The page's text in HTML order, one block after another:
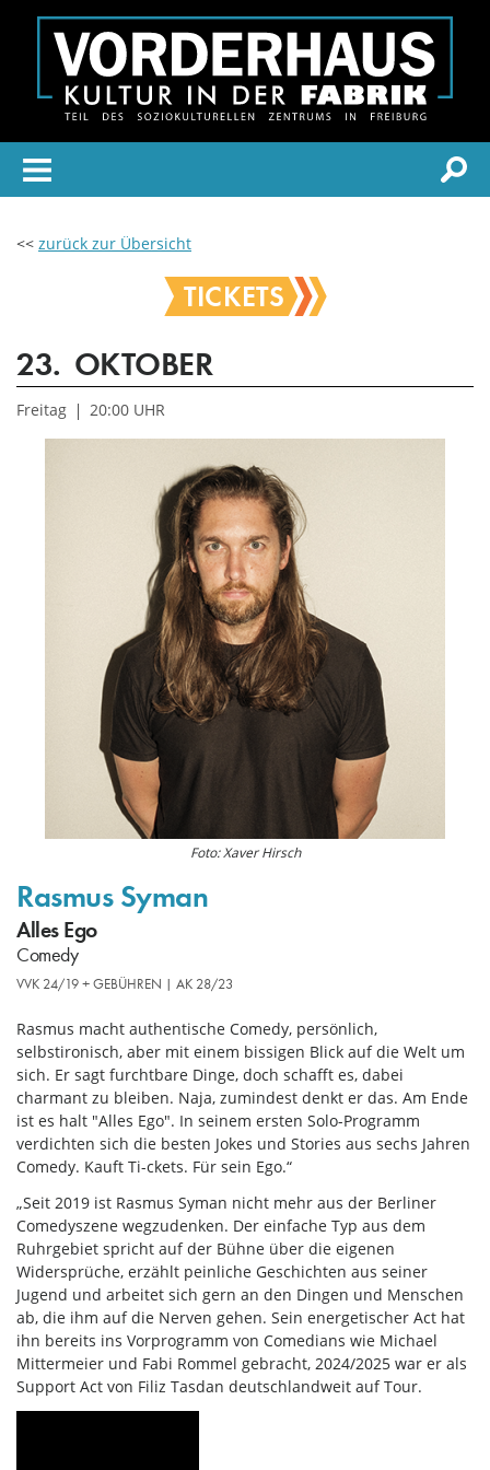
<< zurück zur Übersicht
TICKETS
23. OKTOBER
Freitag 20:00 UHR
Foto: Xaver Hirsch
Rasmus Syman
Alles Ego
Comedy
VVK 24/19 + GEBÜHREN | AK 28/23
Rasmus macht authentische Comedy, persönlich,
selbstironisch, aber mit einem bissigen Blick auf die Welt um
sich. Er sagt furchtbare Dinge, doch schafft es, dabei
charmant zu bleiben. Naja, zumindest denkt er das. Am Ende
ist es halt "Alles Ego". In seinem ersten Solo-Programm
verdichten sich die besten Jokes und Stories aus sechs Jahren
Comedy. Kauft Ti-ckets. Für sein Ego.“
„Seit 2019 ist Rasmus Syman nicht mehr aus der Berliner
Comedyszene wegzudenken. Der einfache Typ aus dem
Ruhrgebiet spricht auf der Bühne über die eigenen
Widersprüche, erzählt peinliche Geschichten aus seiner
Jugend und arbeitet sich gern an den Dingen und Menschen
ab, die ihm auf die Nerven gehen. Sein energetischer Act hat
ihn bereits ins Vorprogramm von Comedians wie Michael
Mittermeier und Fabi Rommel gebracht, 2024/2025 war er als
Support Act von Filiz Tasdan deutschlandweit auf Tour.